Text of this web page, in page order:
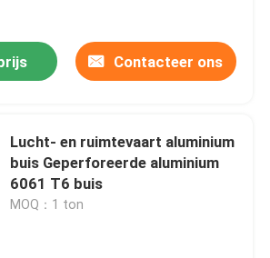
ons op
Contacteer ons
Lucht- en ruimtevaart aluminium
buis Geperforeerde aluminium
6061 T6 buis
MOQ：1 ton